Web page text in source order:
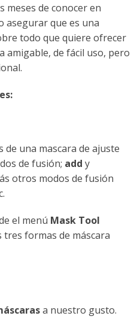
meses de conocer en
asegurar que es una
todo que quiere ofrecer
de fácil uso, pero
de una mascara de ajuste
de fusión; add y
otros modos de fusión
el menú Mask Tool
formas de máscara
a nuestro gusto.